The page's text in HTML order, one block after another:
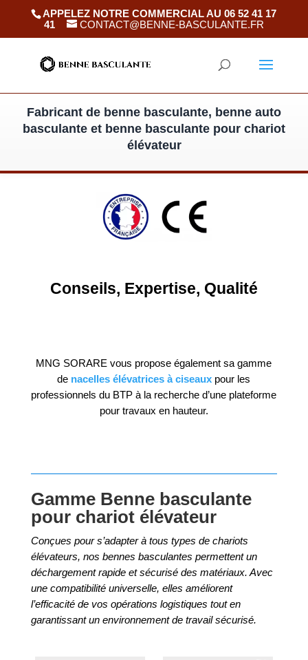
APPELEZ NOTRE COMMERCIAL AU 06 52 41 17
41
CONTACT@BENNE-BASCULANTE.FR
Fabricant de benne basculante, benne auto
basculante et benne basculante pour chariot
élévateur
Conseils, Expertise, Qualité
MNG SORARE vous propose également sa gamme
de nacelles élévatrices à ciseaux pour les
professionnels du BTP à la recherche d’une plateforme
pour travaux en hauteur.
Gamme Benne basculante
pour chariot élévateur
Conçues pour s’adapter à tous types de chariots
élévateurs, nos bennes basculantes permettent un
déchargement rapide et sécurisé des matériaux. Avec
une compatibilité universelle, elles améliorent
l’efficacité de vos opérations logistiques tout en
garantissant un environnement de travail sécurisé.